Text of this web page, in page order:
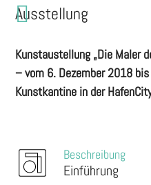
Ausstellung
Kunstaustellung „Die Maler
– vom 6. Dezember 2018
Kunstkantine in der
Beschreibung
Einführung